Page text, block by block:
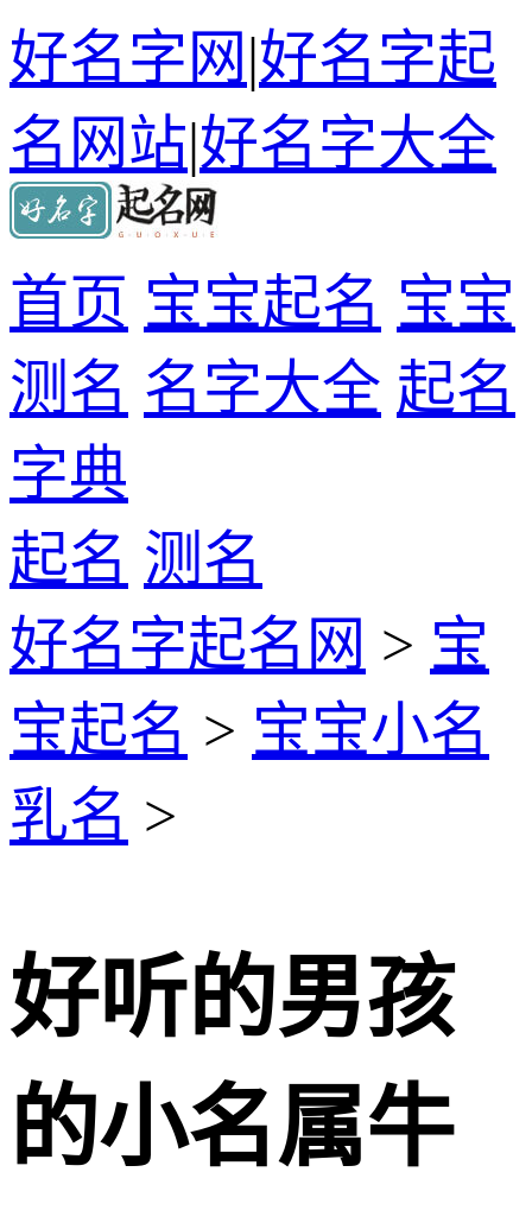
好名字网|好名字起
名网站|好名字大全
首页 宝宝起名 宝宝
测名 名字大全 起名
字典
起名 测名
好名字起名网 > 宝
宝起名 > 宝宝小名
乳名 >
好听的男孩
的小名属牛